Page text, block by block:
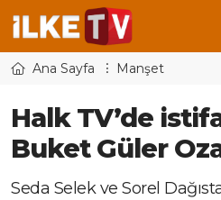
Ana Sayfa Manşet
Halk TV’de
Buket Güler
Seda Selek ve Sorel